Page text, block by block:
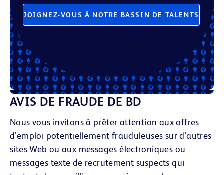
JOIGNEZ-VOUS À NOTRE BASSIN DE TALENTS
AVIS DE FRAUDE DE BD
Nous vous invitons à prêter attention aux offres
d’emploi potentiellement frauduleuses sur d’autres
sites Web ou aux messages électroniques ou
messages texte de recrutement suspects qui